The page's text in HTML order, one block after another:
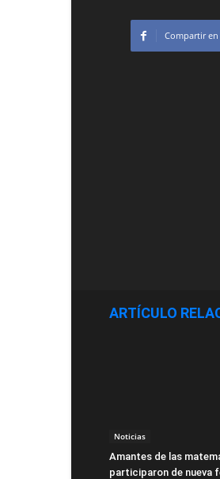
Compartir
ARTÍCULO
Noticias
Amantes de las
participaron de nueva